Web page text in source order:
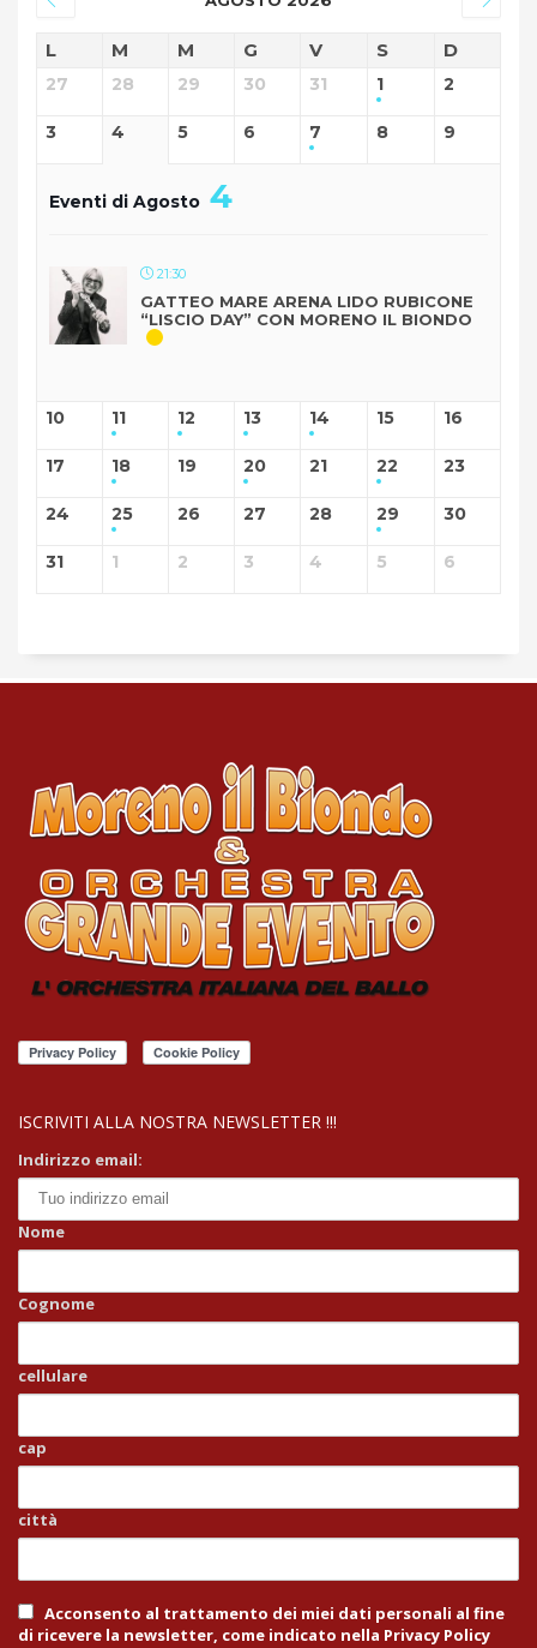
L M M G V S D
27 28 29 30 31 1 2
3 4 5 6 7 8 9
Eventi di Agosto 4
21:30
GATTEO MARE ARENA LIDO RUBICONE
“LISCIO DAY” CON MORENO IL BIONDO
10 11 12 13 14 15 16
17 18 19 20 21 22 23
24 25 26 27 28 29 30
31 1 2 3 4 5 6
ISCRIVITI ALLA NOSTRA NEWSLETTER !!!
Indirizzo email:
Nome
Cognome
cellulare
cap
città
Acconsento al trattamento dei miei dati personali al fine
di ricevere la newsletter, come indicato nella Privacy Policy